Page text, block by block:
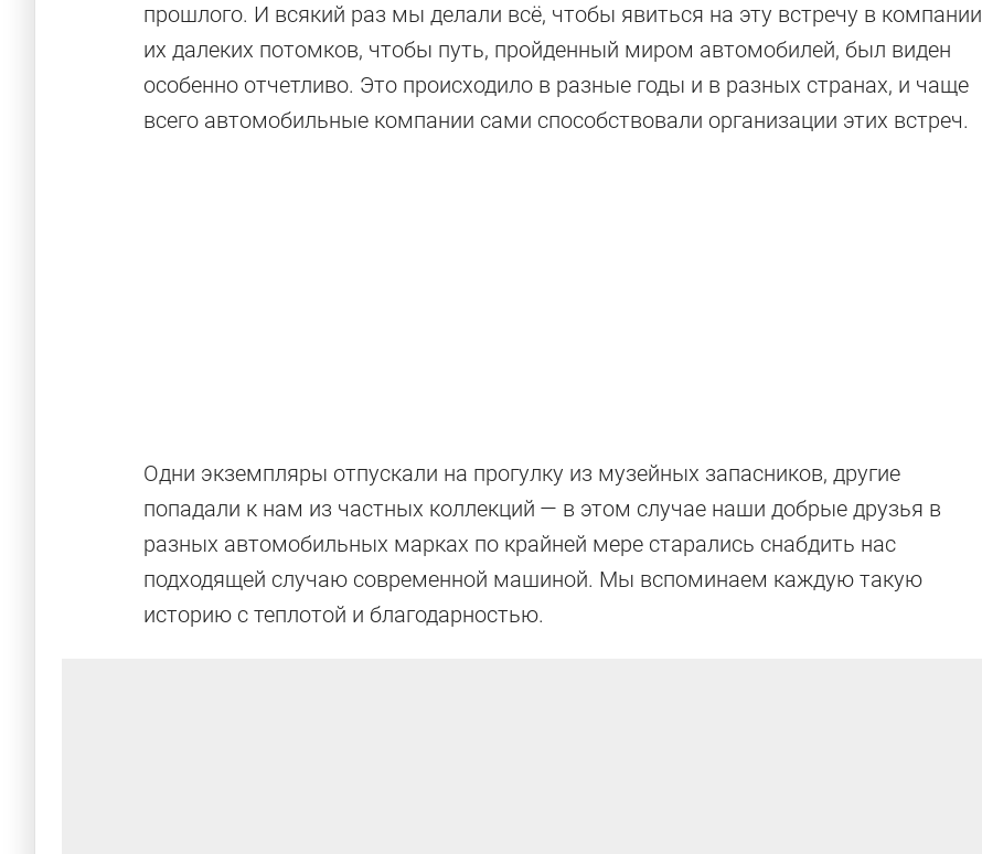
прошлого. И всякий раз мы делали всё, чтобы явиться на эту встречу в компании
их далеких потомков, чтобы путь, пройденный миром автомобилей, был виден
особенно отчетливо. Это происходило в разные годы и в разных странах, и чаще
всего автомобильные компании сами способствовали организации этих встреч.
Одни экземпляры отпускали на прогулку из музейных запасников, другие
попадали к нам из частных коллекций — в этом случае наши добрые друзья в
разных автомобильных марках по крайней мере старались снабдить нас
подходящей случаю современной машиной. Мы вспоминаем каждую такую
историю с теплотой и благодарностью.